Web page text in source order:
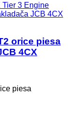
Tier 3 Engine
JCB 4CX
orice piesa
4CX
piesa